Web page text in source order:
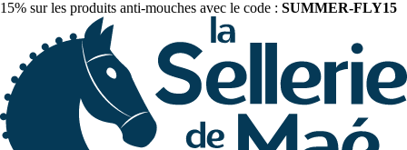
15% sur les produits anti-mouches avec le code : SUMMER-FLY15